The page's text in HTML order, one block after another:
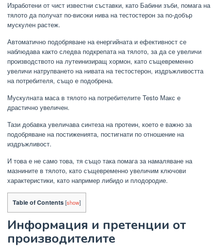
Изработени от чист известни съставки, като Бабини зъби, помага на
тялото да получат по-високи нива на тестостерон за по-добър
мускулен растеж.
Автоматично подобряване на енергийната и ефективност се
наблюдава както следва подкрепата на тялото, за да се увеличи
производството на лутеинизиращ хормон, като същевременно
увеличи натрупването на нивата на тестостерон, издръжливостта
на потребителя, също е подобрена.
Мускулната маса в тялото на потребителите Testo Макс е
драстично увеличен.
Тази добавка увеличава синтеза на протеин, което е важно за
подобряване на постиженията, постигнати по отношение на
издръжливост.
И това е не само това, тя също така помага за намаляване на
мазнините в тялото, като същевременно увеличим ключови
характеристики, като например либидо и плодородие.
Table of Contents[show]
Информация и претенции от
производителите